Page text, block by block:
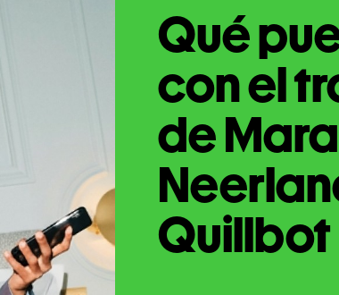
Qué
con el
de
Quillbot